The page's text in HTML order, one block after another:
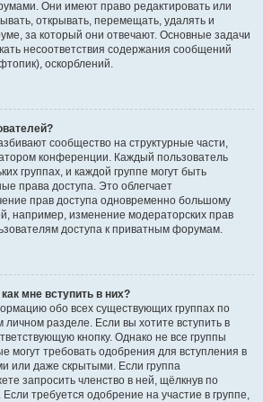
Они имеют право редактировать или
открывать, перемещать, удалять и
за который они отвечают. Основные задачи
несоответствия содержания сообщений
оскорблений.
сообщество на структурные части,
конференции. Каждый пользователь
группах, и каждой группе могут быть
права доступа. Это облегчает
прав доступа одновременно большому
например, изменение модераторских прав
доступа к приватным форумам.
мне вступить в них?
обо всех существующих группах по
разделе. Если вы хотите вступить в
кнопку. Однако не все группы
могут требовать одобрения для вступления в
или даже скрытыми. Если группа
запросить членство в ней, щёлкнув по
требуется одобрение на участие в группе,